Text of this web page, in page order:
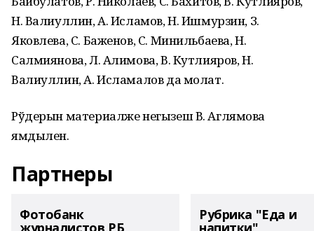
Н. Валиуллин, А. Исламов, Н. Ишмурзин, З.
Яковлева, С. Баженов, С. Минильбаева, Н.
Салмиянова, Л. Алимова, В. Кутлияров, Н.
Валиуллин, А. Исламалов да молат.
Рўдерын материалже негызеш В. Аглямова
ямдылен.
Партнеры
Фотобанк
журналистов РБ
Рубрика "Еда и
напитки"